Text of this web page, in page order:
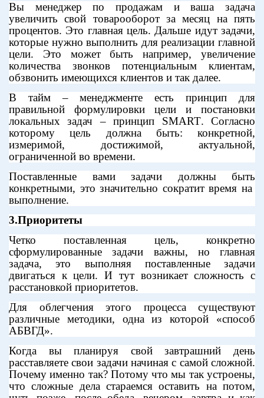
Вы менеджер по продажам и ваша задача
увеличить свой товарооборот за месяц на пять
процентов. Это главная цель. Дальше идут задачи,
которые нужно выполнить для реализации главной
цели. Это может быть например, увеличение
количества звонков потенциальным клиентам,
обзвонить имеющихся клиентов и так далее.
В тайм – менеджменте есть принцип для
правильной формулировки цели и постановки
локальных задач – принцип SMART. Согласно
которому цель должна быть: конкретной,
измеримой, достижимой, актуальной,
ограниченной во времени.
Поставленные вами задачи должны быть
конкретными, это значительно сократит время на
выполнение.
3.Приоритеты
Четко поставленная цель, конкретно
сформулированные задачи важны, но главная
задача, это выполняя поставленные задачи
двигаться к цели. И тут возникает сложность с
расстановкой приоритетов.
Для облегчения этого процесса существуют
различные методики, одна из которой «способ
АБВГД».
Когда вы планируя свой завтрашний день
расставляете свои задачи начиная с самой сложной.
Почему именно так? Потому что мы так устроены,
что сложные дела стараемся оставить на потом,